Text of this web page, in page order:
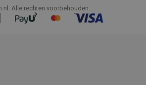
Alle rechten voorbehouden.